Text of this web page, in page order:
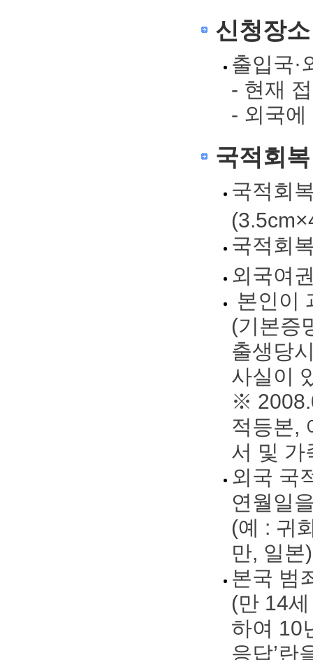
신청장소
출입국·
- 현재
- 외국
국적회
국적회
국적회
외국여
본인이
(기본증
출생당
사실이
※
적등본,
서 및 가
외국 국
연월일
(예 : 귀
만, 일본
본국 범
(만 14
하여 10
응답’란